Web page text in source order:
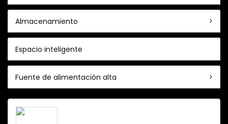
Almacenamiento
Espacio inteligente
Fuente de alimentación alta